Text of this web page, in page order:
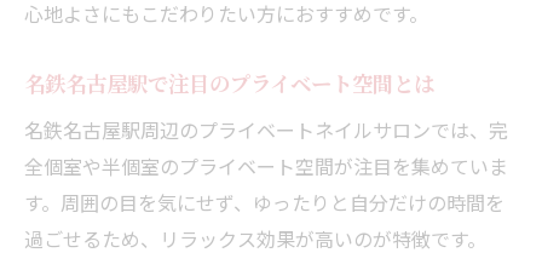
プライベートネイルサロンでストレスフリ
口コミ評価で選ぶ名鉄名古屋駅の魅力とは
口コミで話題のプライベートネイルサロン
の選び方
高評価続出のプライベートサロンの共通点
を解説
心地よさにもこだわりたい方におすすめです。
名鉄名古屋駅で注目のプライベート空間とは
名鉄名古屋駅周辺のプライベートネイルサロンでは、完
全個室や半個室のプライベート空間が注目を集めていま
す。周囲の目を気にせず、ゆったりと自分だけの時間を
過ごせるため、リラックス効果が高いのが特徴です。